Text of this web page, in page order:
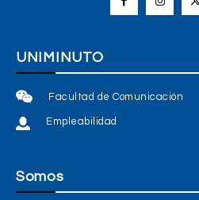
UNIMINUTO
Facultad de Comunicación
Empleabilidad
Somos